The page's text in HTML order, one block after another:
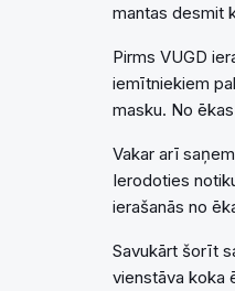
mantas desmit
Pirms VUGD
iemītniekiem
masku. No
Vakar arī
Ierodoties
ierašanās no
Savukārt šorīt
vienstāva koka